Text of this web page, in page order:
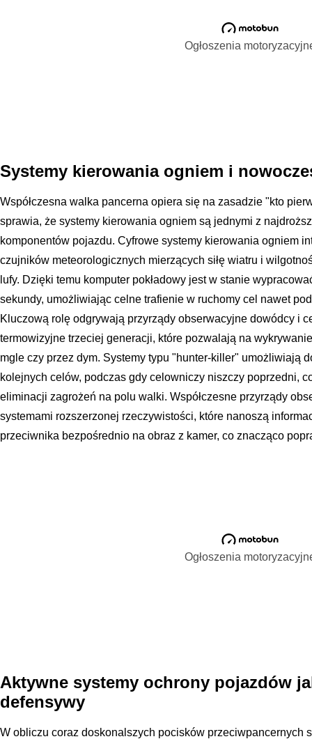
Ogłoszenia
Systemy kierowania ogniem i
Współczesna walka pancerna opiera się na zasadzie "kto
sprawia, że systemy kierowania ogniem są jednymi z
komponentów pojazdu. Cyfrowe systemy kierowania ogniem
czujników meteorologicznych mierzących siłę wiatru i
lufy. Dzięki temu komputer pokładowy jest w stanie
sekundy, umożliwiając celne trafienie w ruchomy cel nawet
Kluczową rolę odgrywają przyrządy obserwacyjne dowódcy i
termowizyjne trzeciej generacji, które pozwalają na
mgle czy przez dym. Systemy typu "hunter-killer" umożliwiają
kolejnych celów, podczas gdy celowniczy niszczy poprzedni,
eliminacji zagrożeń na polu walki. Współczesne przyrządy
systemami rozszerzonej rzeczywistości, które nanoszą
przeciwnika bezpośrednio na obraz z kamer, co znacząco
Ogłoszenia
Aktywne systemy ochrony pojazdów
defensywy
W obliczu coraz doskonalszych pocisków przeciwpancernych